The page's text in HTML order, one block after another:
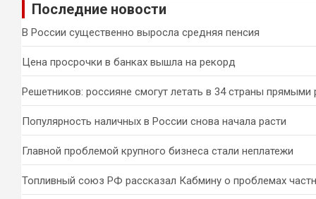
Последние новости
В России существенно выросла средняя пенсия
Цена просрочки в банках вышла на рекорд
Решетников: россияне смогут летать в 34 страны прямыми
Популярность наличных в России снова начала расти
Главной проблемой крупного бизнеса стали неплатежи
Топливный союз РФ рассказал Кабмину о проблемах